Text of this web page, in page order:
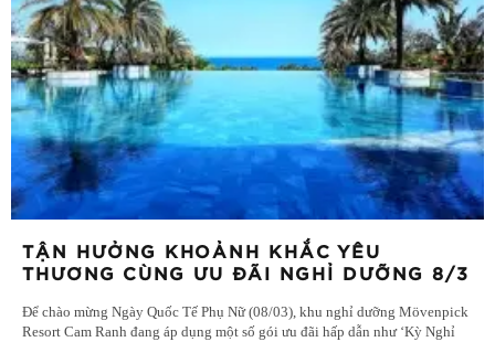
TẬN HƯỞNG KHOẢNH KHẮC YÊU
THƯƠNG CÙNG ƯU ĐÃI NGHỈ DƯỠNG 8/3
Để chào mừng Ngày Quốc Tế Phụ Nữ (08/03), khu nghỉ dưỡng Mövenpick
Resort Cam Ranh đang áp dụng một số gói ưu đãi hấp dẫn như ‘Kỳ Nghỉ